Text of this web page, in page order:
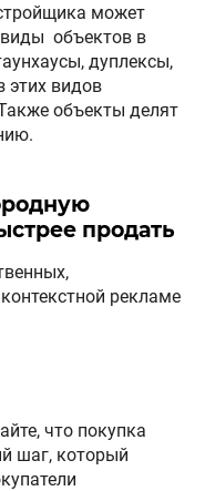
может
объектов в
дуплексы,
этих видов
объекты делят
продать
рекламе
что покупка
шаг, который